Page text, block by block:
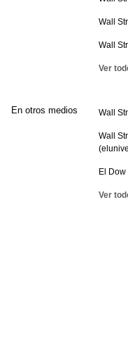
Wall
Wall
Ver
En otros medios Wall
Wall
El
Ver